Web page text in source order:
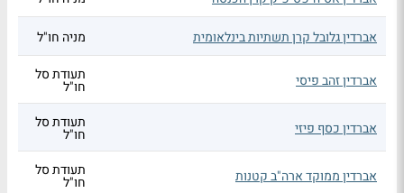
אברדין גלובל קרן תשתיות בינלאומית מניה חו"ל
אברדין זהב פיסי תעודת סל
חו"ל
אברדין כסף פיזי תעודת סל
חו"ל
אברדין ממוקד ארה"ב קטנות תעודת סל
חו"ל